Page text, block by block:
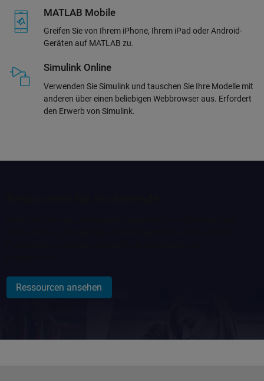
MATLAB Mobile
Greifen Sie von Ihrem iPhone, Ihrem iPad oder Android-
Geräten auf MATLAB zu.
Simulink Online
Verwenden Sie Simulink und tauschen Sie Ihre Modelle mit
anderen über einen beliebigen Webbrowser aus. Erfordert
den Erwerb von Simulink.
Ressourcen ansehen